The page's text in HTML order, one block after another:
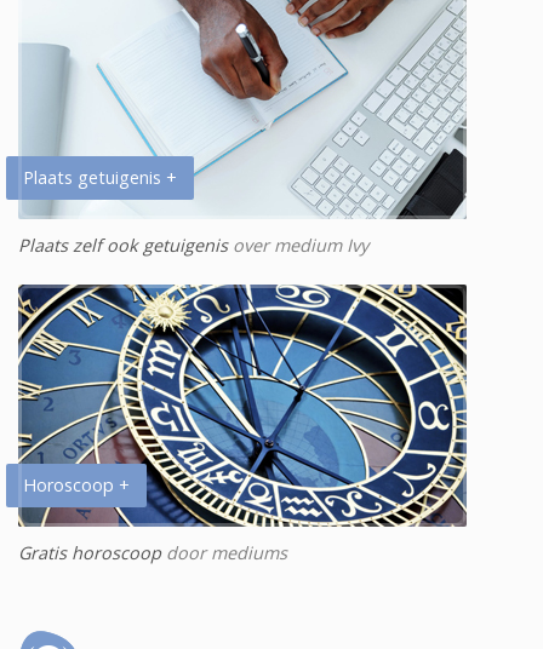
Plaats getuigenis +
Plaats zelf ook getuigenisover medium Ivy
Horoscoop +
Gratis horoscoopdoor mediums